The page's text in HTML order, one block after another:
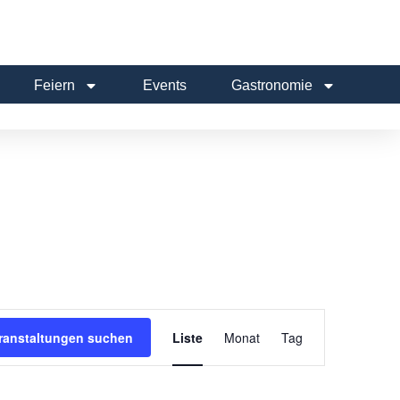
Feiern Events Gastronomie
suchen
Ansichten-
Liste Monat Tag